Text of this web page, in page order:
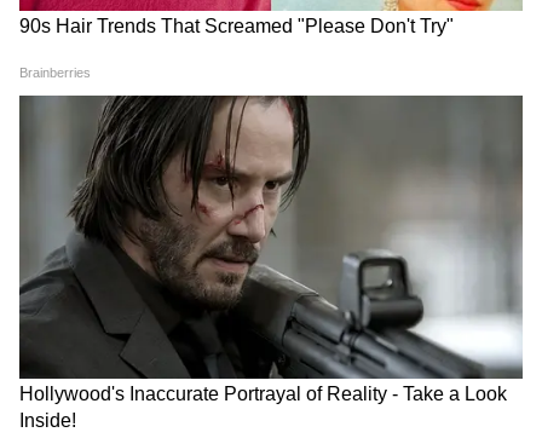
6
Image Credit : Pinterest
4. कार्टून कैरेक्टर से सजाएं पत्थर
गार्डन में रखे पत्थरों पर आप कार्टून कैरेक्टर की डिजाइन
बनाकर भी इन्हें सजावट के तौर पर इस्तेमाल कर सकते
हैं। पत्थरों पर आप स्माइली, मछली, कार्टून की पेंटिंग बना
सकते हैं। इससे भी गार्डन की लुक डिफरेंट दिखेगा।